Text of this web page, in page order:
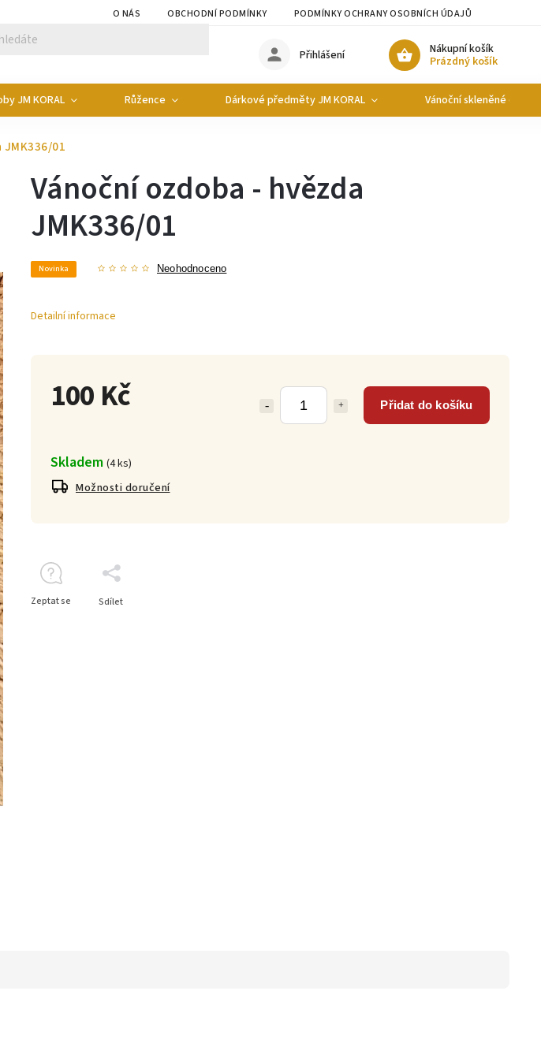
O NÁS OBCHODNÍ PODMÍNKY PODMÍNKY OCHRANY OSOBNÍCH ÚDAJŮ
Nákupní košík
Prázdný košík
Přihlášení
JM KORAL Růžence Dárkové předměty JM KORAL Vánoční skleněné
01
100 Kč Přidat do košíku
Skladem (4 ks)
Možnosti doručení
Vánoční ozdoba - hvězda
JMK336/01
Novinka Neohodnoceno
Detailní informace
Zeptat se Sdílet